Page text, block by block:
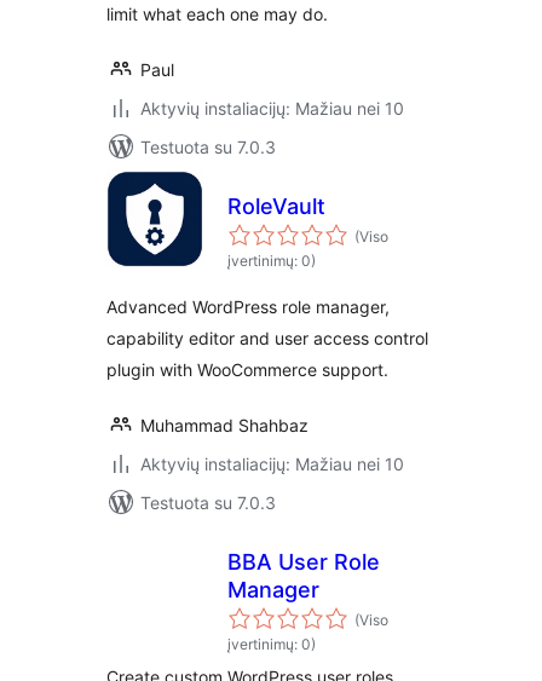
limit what each one may do.
Paul
Aktyvių instaliacijų: Mažiau nei 10
Testuota su 7.0.3
RoleVault
(Viso
įvertinimų: 0)
Advanced WordPress role manager,
capability editor and user access control
plugin with WooCommerce support.
Muhammad Shahbaz
Aktyvių instaliacijų: Mažiau nei 10
Testuota su 7.0.3
BBA User Role
Manager
(Viso
įvertinimų: 0)
Create custom WordPress user roles,